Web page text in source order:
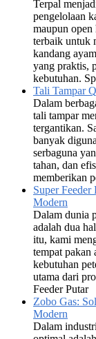
Terpal
pengelolaan
maupun
terbaik untuk
kandang
yang praktis,
kebutuhan.
Tali Tampar
Dalam
tali tampar
tergantikan.
banyak
serbaguna
tahan, dan
memberikan
Super
Modern
Dalam dunia
adalah dua
itu, kami
tempat pakan
kebutuhan
utama dari
Feeder Putar
Zobo Gas:
Modern
Dalam